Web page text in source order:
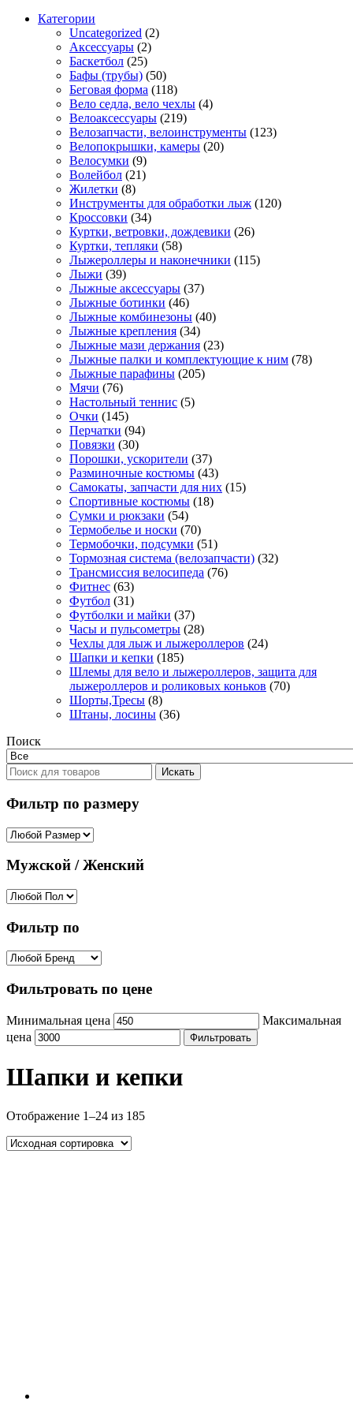
Категории
Uncategorized (2)
Аксессуары (2)
Баскетбол (25)
Бафы (трубы) (50)
Беговая форма (118)
Вело седла, вело чехлы (4)
Велоаксессуары (219)
Велозапчасти, велоинструменты (123)
Велопокрышки, камеры (20)
Велосумки (9)
Волейбол (21)
Жилетки (8)
Инструменты для обработки лыж (120)
Кроссовки (34)
Куртки, ветровки, дождевики (26)
Куртки, тепляки (58)
Лыжероллеры и наконечники (115)
Лыжи (39)
Лыжные аксессуары (37)
Лыжные ботинки (46)
Лыжные комбинезоны (40)
Лыжные крепления (34)
Лыжные мази держания (23)
Лыжные палки и комплектующие к ним (78)
Лыжные парафины (205)
Мячи (76)
Настольный теннис (5)
Очки (145)
Перчатки (94)
Повязки (30)
Порошки, ускорители (37)
Разминочные костюмы (43)
Самокаты, запчасти для них (15)
Спортивные костюмы (18)
Сумки и рюкзаки (54)
Термобелье и носки (70)
Термобочки, подсумки (51)
Тормозная система (велозапчасти) (32)
Трансмиссия велосипеда (76)
Фитнес (63)
Футбол (31)
Футболки и майки (37)
Часы и пульсометры (28)
Чехлы для лыж и лыжероллеров (24)
Шапки и кепки (185)
Шлемы для вело и лыжероллеров, защита для
лыжероллеров и роликовых коньков (70)
Шорты,Тресы (8)
Штаны, лосины (36)
Поиск
Искать
Фильтр по размеру
Мужской / Женский
Фильтр по
Фильтровать по цене
Минимальная цена
Максимальная
цена
Фильтровать
Шапки и кепки
Отображение 1–24 из 185